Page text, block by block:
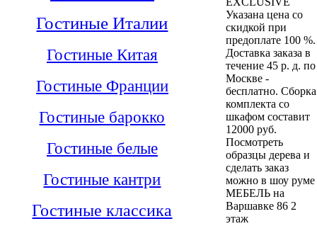
Гостиные Италии
Гостиные Китая
Гостиные Франции
Гостиные барокко
Гостиные белые
Гостиные кантри
Гостиные классика
Указана цена со
скидкой при
предоплате 100 %.
Доставка заказа в
течение 45 р. д. по
Москве -
бесплатно. Сборка
комплекта со
шкафом составит
12000 руб.
Посмотреть
образцы дерева и
сделать заказ
можно в шоу руме
МЕБЕЛЬ на
Варшавке 86 2
этаж